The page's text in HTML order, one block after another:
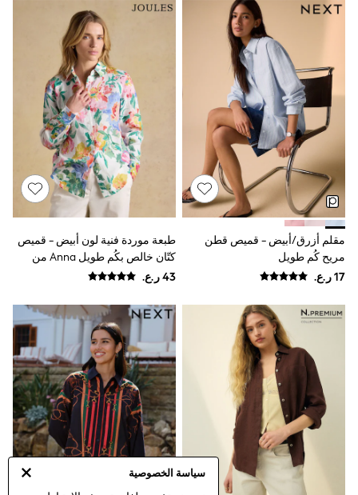
سياسة الخصوصية
Luggage
Angel & Rocket
B by Ted Baker
Baker by Ted Baker
Boden
Lipsy
Love & Roses
Mint Velvet
Monsoon
River Island
Eid Holiday Collection
SCHOOLWEAR
All Boys Schoolwear
Shoes
Trousers
Shorts
Shirts
Polo Shirts
Sweatshirts & Jumpers
Underwear
Socks
Multipacks
All Boys Sport & Swimwear
Trainers & Pumps
Swimwear
Tops
Shorts
Joggers
adidas
Nike
All Girls Schoolwear
مقلم أزرق/أبيض - قميص قطن
مريح كُم طويل
طبعة موردة فنية لون أبيض - قميص
كتّان خالص بكُم طويل Anna من
Joules